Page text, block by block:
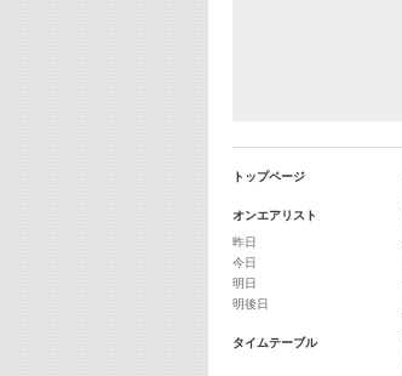
トップページ
オンエアリスト
昨日
今日
明日
明後日
タイムテーブル